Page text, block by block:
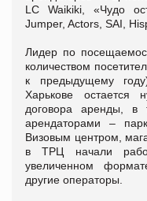
LC Waikiki, «Чудо
Jumper, Actors, SAI,
Лидер по
количеством
к предыдущему
Харькове
договора аренды,
арендаторами –
Визовым центром,
в ТРЦ начали
увеличенном
другие операторы.